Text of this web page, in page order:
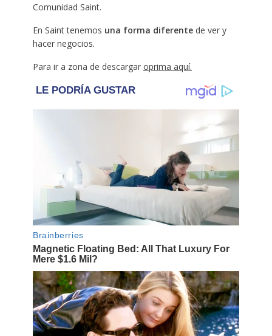
Comunidad Saint.
En Saint tenemos una forma diferentede ver y
hacer negocios.
Para ir a zona de descargar oprima aquí.